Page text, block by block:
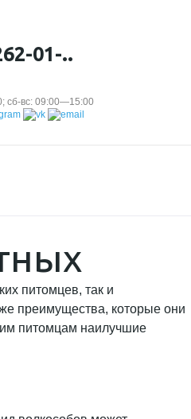
01-..
сб-вс: 09:00—15:00
питомцев, так и
преимущества, которые они
питомцам наилучшие